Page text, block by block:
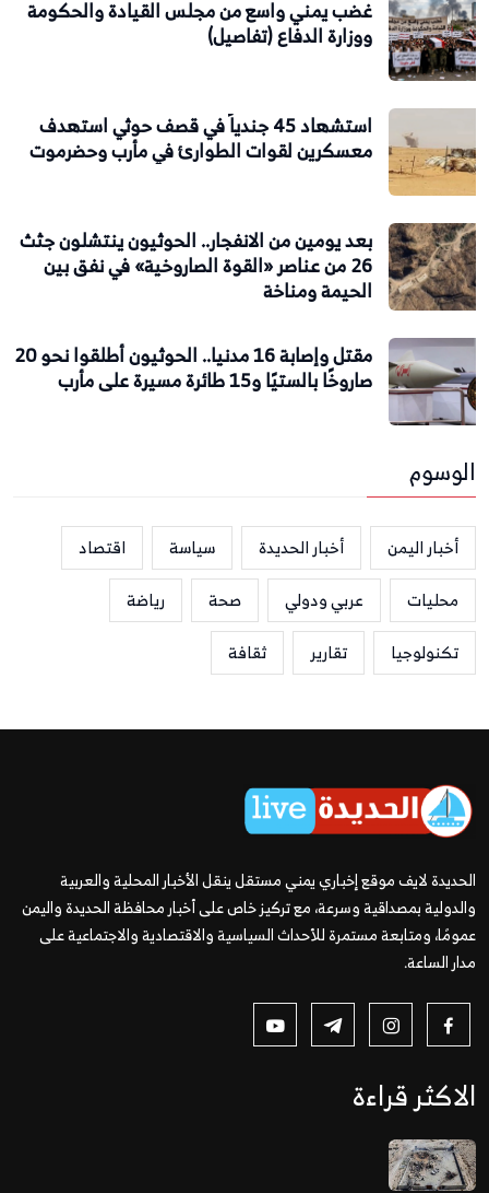
غضب يمني واسع من مجلس القيادة والحكومة
ووزارة الدفاع (تفاصيل)
استشهاد 45 جندياً في قصف حوثي استهدف
معسكرين لقوات الطوارئ في مأرب وحضرموت
بعد يومين من الانفجار.. الحوثيون ينتشلون جثث
26 من عناصر «القوة الصاروخية» في نفق بين
الحيمة ومناخة
مقتل وإصابة 16 مدنيا.. الحوثيون أطلقوا نحو 20
صاروخًا بالستيًا و15 طائرة مسيرة على مأرب
الوسوم
أخبار اليمن أخبار الحديدة سياسة
اقتصاد
محليات
عربي ودولي صحة
رياضة
تكنولوجيا
تقارير ثقافة
الحديدة لايف موقع إخباري يمني مستقل ينقل الأخبار المحلية والعربية
والدولية بمصداقية وسرعة، مع تركيز خاص على أخبار محافظة الحديدة واليمن
عمومًا، ومتابعة مستمرة للأحداث السياسية والاقتصادية والاجتماعية على
مدار الساعة.
الاكثر قراءة